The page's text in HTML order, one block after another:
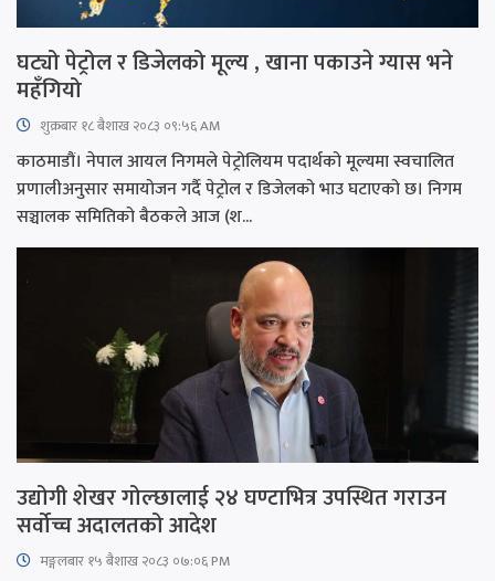
घट्यो पेट्रोल र डिजेलको मूल्य , खाना पकाउने ग्यास भने
महँगियो
शुक्रबार​ १८ बैशाख २०८३ ०९:५६ AM
काठमाडौं। नेपाल आयल निगमले पेट्रोलियम पदार्थको मूल्यमा स्वचालित
प्रणालीअनुसार समायोजन गर्दै पेट्रोल र डिजेलको भाउ घटाएको छ। निगम
सञ्चालक समितिको बैठकले आज (श...
उद्योगी शेखर गोल्छालाई २४ घण्टाभित्र उपस्थित गराउन
सर्वोच्च अदालतको आदेश
मङ्गलबार १५ बैशाख २०८३ ०७:०६ PM